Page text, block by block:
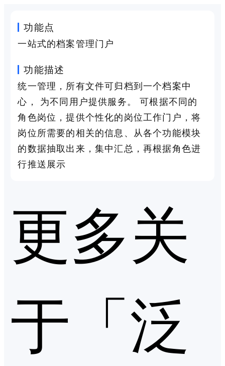
功能点
一站式的档案管理门户
功能描述
统一管理，所有文件可归档到一个档案中
心， 为不同用户提供服务。 可根据不同的
角色岗位，提供个性化的岗位工作门户，将
岗位所需要的相关的信息、从各个功能模块
的数据抽取出来，集中汇总，再根据角色进
行推送展示
更多关
于「泛